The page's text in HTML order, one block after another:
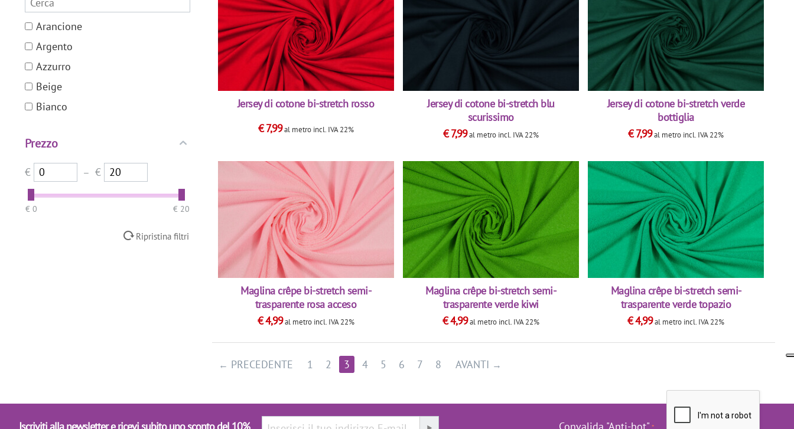
Arancione
Argento
Azzurro
Beige
Bianco
Bordeaux
Ecrù
Giallo
Verde Acqua
Prezzo
€ – €
‎€ 0 ‎€ 20
Ripristina filtri
Jersey di cotone bi-stretch rosso
€7,99al metro incl. IVA 22%
Jersey di cotone bi-stretch blu
scurissimo
€7,99al metro incl. IVA 22%
Jersey di cotone bi-stretch verde
bottiglia
€7,99al metro incl. IVA 22%
Maglina crêpe bi-stretch semi-
trasparente rosa acceso
€4,99al metro incl. IVA 22%
Maglina crêpe bi-stretch semi-
trasparente verde kiwi
€4,99al metro incl. IVA 22%
Maglina crêpe bi-stretch semi-
trasparente verde topazio
€4,99al metro incl. IVA 22%
PRECEDENTE 1 2 3 4 5 6 7 8 AVANTI